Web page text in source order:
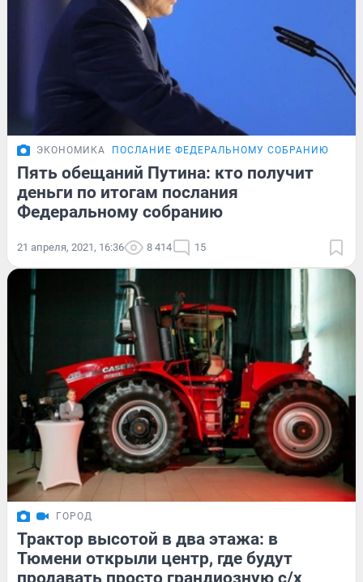
ЭКОНОМИКА ПОСЛАНИЕ ФЕДЕРАЛЬНОМУ СОБРАНИЮ
Пять обещаний Путина: кто получит
деньги по итогам послания
Федеральному собранию
21 апреля, 2021, 16:36 8 414 15
ГОРОД
Трактор высотой в два этажа: в
Тюмени открыли центр, где будут
продавать просто грандиозную с/х